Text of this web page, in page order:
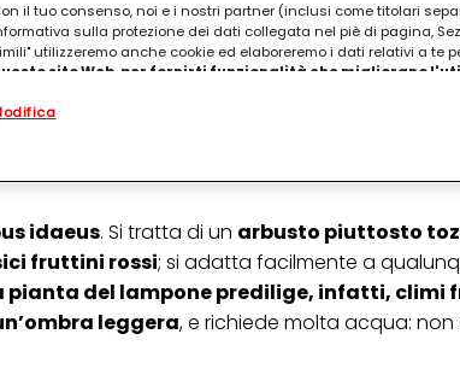
tutto quello
idaeus. Si tratta di un arbusto piuttosto
fruttini rossi; si adatta facilmente a
pianta del lampone predilige, infatti, climi
leggera, e richiede molta acqua:
il tuo consenso, noi e i nostri partner (inclusi come titolari
sulla protezione dei dati collegata nel piè di pagina,
utilizzeremo anche cookie ed elaboreremo i dati relativi a te
sito Web, per fornirti funzionalità che migliorano
. Analizzeremo il tuo utilizzo di questo sito Web
dell'azienda per cui lavori) per) e su tale base
terzi, conservare le nostre informazioni sulle entità commerciali e
trovare maggiori informazioni sul trattamento dei tuoi dati
collegata nel piè di pagina (Sezione "Cookie, Pixel, Impronte
momento con effetto per il futuro disabilitando i cookie
nel piè di pagina. Per ulteriori informazioni sui cookie
periodo di conservazione, consultare le informazioni dettagliate